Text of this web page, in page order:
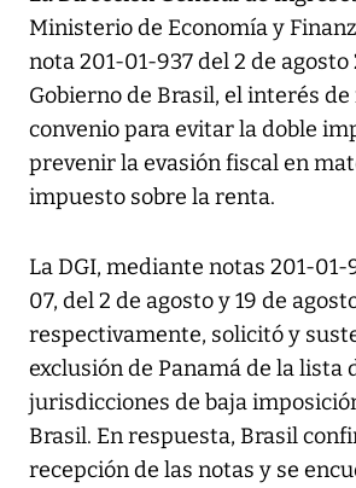
Ministerio de Economía y
nota 201-01-937 del 2 de
Gobierno de Brasil, el interés
convenio para evitar la doble
prevenir la evasión fiscal en
impuesto sobre la renta.
La DGI, mediante notas 201-
07, del 2 de agosto y 19 de
respectivamente, solicitó y
exclusión de Panamá de la lista
jurisdicciones de baja
Brasil. En respuesta, Brasil
recepción de las notas y se